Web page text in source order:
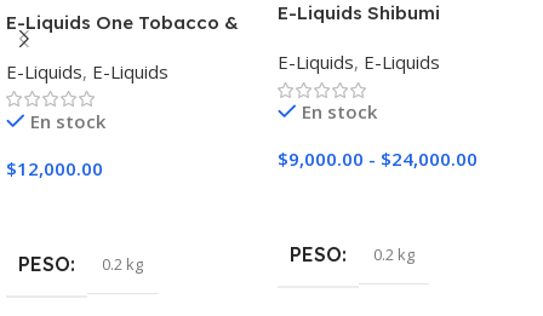
E-Liquids One Tobacco &
Coffee
E-Liquids, E-Liquids
En stock
$12,000.00
PESO 0.2 kg
E-Liquids Shibumi
E-Liquids, E-Liquids
En stock
$9,000.00 - $24,000.00
PESO 0.2 kg